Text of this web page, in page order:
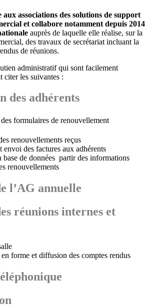
associations des solutions de support
et collabore notamment depuis 2014
auprès de laquelle elle réalise, sur la
des travaux de secrétariat incluant la
de réunions.
administratif qui sont facilement
citer les suivantes :
des adhérents
formulaires de renouvellement
renouvellements reçus
envoi des factures aux adhérents
base de données partir des informations
renouvellements
l’AG annuelle
réunions internes et
forme et diffusion des comptes rendus